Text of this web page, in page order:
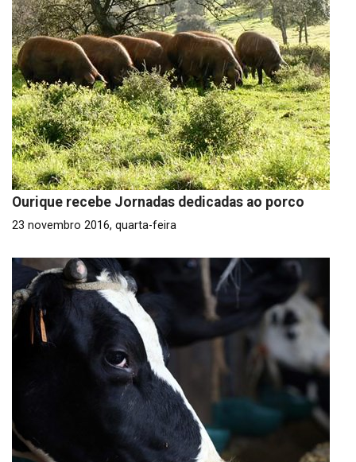
Ourique recebe Jornadas dedicadas ao porco
23 novembro 2016, quarta-feira